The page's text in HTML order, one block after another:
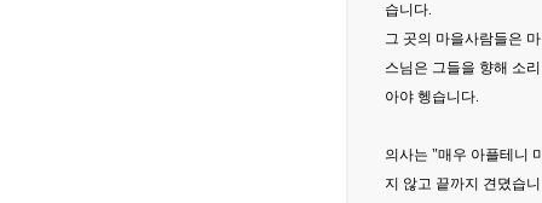
습니다.
그 곳의 마을사람들은
스님은 그들을 향해 소
아야 헹습니다.
의사는 "매우 아플테니
지 않고 끝까지 견뎠습